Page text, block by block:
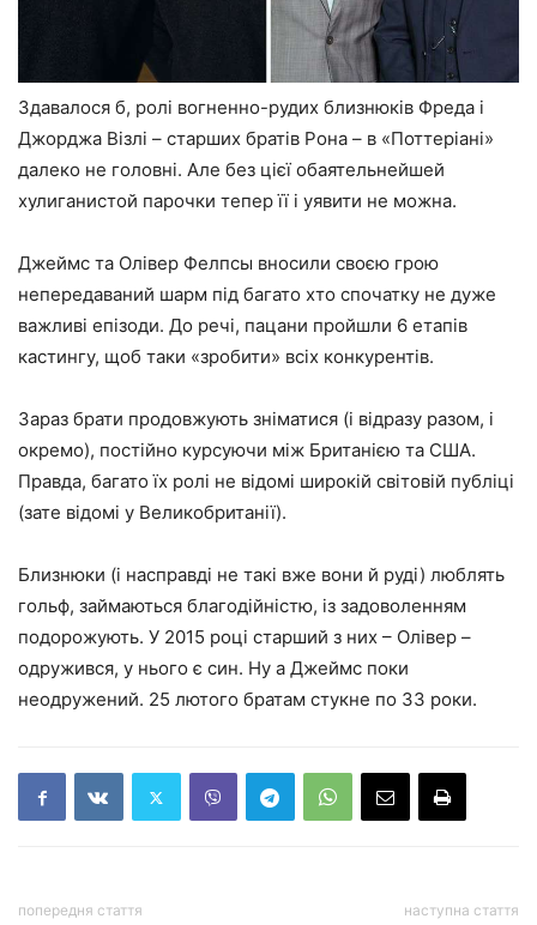
Здавалося б, ролі вогненно-рудих близнюків Фреда і
Джорджа Візлі – старших братів Рона – в «Поттеріані»
далеко не головні. Але без цієї обаятельнейшей
хулиганистой парочки тепер її і уявити не можна.
Джеймс та Олівер Фелпсы вносили своєю грою
непередаваний шарм під багато хто спочатку не дуже
важливі епізоди. До речі, пацани пройшли 6 етапів
кастингу, щоб таки «зробити» всіх конкурентів.
Зараз брати продовжують зніматися (і відразу разом, і
окремо), постійно курсуючи між Британією та США.
Правда, багато їх ролі не відомі широкій світовій публіці
(зате відомі у Великобританії).
Близнюки (і насправді не такі вже вони й руді) люблять
гольф, займаються благодійністю, із задоволенням
подорожують. У 2015 році старший з них – Олівер –
одружився, у нього є син. Ну а Джеймс поки
неодружений. 25 лютого братам стукне по 33 роки.
попередня стаття наступна стаття